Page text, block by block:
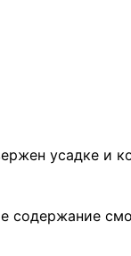
усадке и
содержание